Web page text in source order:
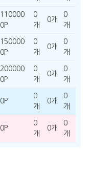
110000
0P
0
개
0개
0
개
150000
0P
0
개
0개
0
개
200000
0P
0
개
0개
0
개
0P
0
개
0개
0
개
0P
0
개
0개
0
개